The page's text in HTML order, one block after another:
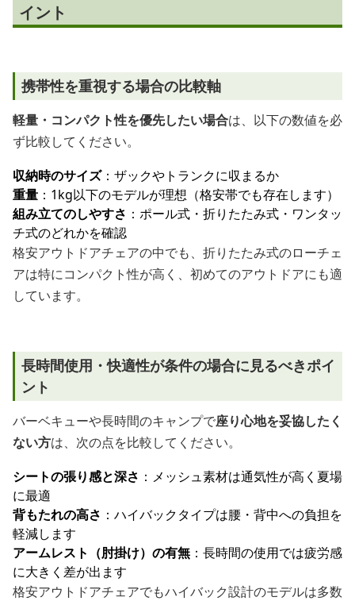
イント
携帯性を重視する場合の比較軸
軽量・コンパクト性を優先したい場合は、以下の数値を必
ず比較してください。
収納時のサイズ：ザックやトランクに収まるか
重量 ：1kg以下のモデルが理想（格安帯でも存在します）
組み立てのしやすさ ：ポール式・折りたたみ式・ワンタッ
チ式のどれかを確認
格安アウトドアチェアの中でも、折りたたみ式のローチェ
アは特にコンパクト性が高く、初めてのアウトドアにも適
しています。
長時間使用・快適性が条件の場合に見るべきポイ
ント
バーベキューや長時間のキャンプで座り心地を妥協したく
ない方は、次の点を比較してください。
シートの張り感と深さ ：メッシュ素材は通気性が高く夏場
に最適
背もたれの高さ ：ハイバックタイプは腰・背中への負担を
軽減します
アームレスト（肘掛け）の有無 ：長時間の使用では疲労感
に大きく差が出ます
格安アウトドアチェアでもハイバック設計のモデルは多数